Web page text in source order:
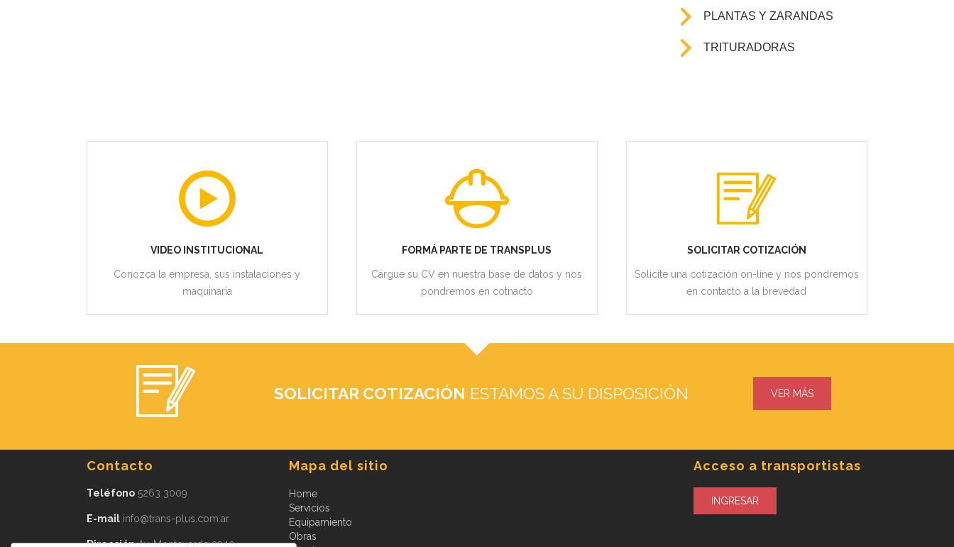
PLANTAS Y ZARANDAS
TRITURADORAS
VIDEO INSTITUCIONAL
Conozca la empresa, sus instalaciones y
maquinaria
FORMÁ PARTE DE TRANSPLUS
Cargue su CV en nuestra base de datos y nos
pondremos en cotnacto
SOLICITAR COTIZACIÓN
Solicite una cotización on-line y nos pondremos
en contacto a la brevedad
SOLICITAR COTIZACIÓN ESTAMOS A SU DISPOSICIÓN VER MÁS
Contacto
Teléfono 5263 3009
E-mail info@trans-plus.com.ar
DirecciónAv. Monteverde 3940
Mapa del sitio
Home
Servicios
Equipamiento
Obras
Acceso a transportistas
INGRESAR